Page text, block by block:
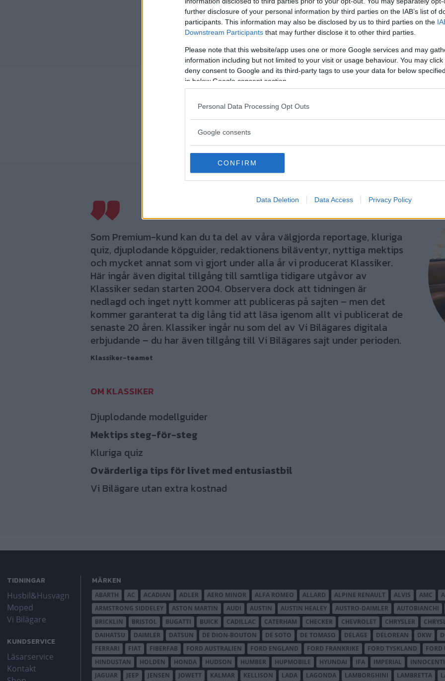
further disclosure of your personal information by third parties on the IAB’s list of
participants. This information may also be disclosed by us to third parties on the
Downstream Participants that may further disclose it to other third parties.
Please note that this website/app uses one or more Google services and may
information including but not limited to your visit or usage behaviour. You may
deny consent to Google and its third-party tags to use your data for below
in below Google consent section.
Personal Data Processing Opt Outs
Google consents
CONFIRM
Data Deletion Data Access Privacy Policy
Genom att klicka på "Fortsätt" godkänner jag OK-Förlagetsprenumerationsvillkor
och bekräftar att jag tagit del avOK-Förlagets integritetspolicy .
Är du redan prenumerant på vår papperstidning?
Som Premium-kund kan du ta del av våra välgjorda reportage, kluriga
quiz, djuplodande köpguider, redaktionens biläventyr, nyttiga mektips
och mycket annat som vi gjort under alla år vi producerat Klassiker.
Här ingår även digital tillgång till samtliga tidigare utgåvor av
Klassiker sedan starten 2004. Observera dock att tidningen är
nedlagd och inget nytt kommer att publiceras på sajten – men det
kommer garanterat ta dig lång tid att läsa igenom allt vi publicerat de
senaste 20 åren. Klassiker ingår nu som del av Vi Bilägares digitala
erbjudande – du har även tillgång till Vi Bilägares sajt under perioden.
Klassiker-teamet
Djuplodande modellguider
Mektips steg-för-steg
Kluriga quiz
Ovärderliga tips för livet med entusiastbil
Vi Bilägare utan extra kostnad
TIDNINGAR
Husbil&Husvagn
Moped
Vi Bilägare
KUNDSERVICE
Läsarservice
Kontakt
MÄRKEN
ABARTH AC ACADIAN ADLER AERO MINOR ALFA ROMEO ALLARD ALPINE RENAULT ALVIS AMC
ARMSTRONG SIDDELEY
ASTON MARTIN AUDI AUSTIN AUSTIN HEALEY AUSTRO-DAIMLER AUTOBIANCHI
BRICKLIN
BRISTOL BUGATTI BUICK CADILLAC CATERHAM CHECKER CHEVROLET CHRYSLER
DAIHATSU
DAIMLER DATSUN DE DION-BOUTON DE SOTO DE TOMASO DELAGE DELOREAN DKW
FERRARI
FIAT FIBERFAB FORD AUSTRALIEN FORD ENGLAND FORD FRANKRIKE FORD TYSKLAND FORD
HINDUSTAN
HOLDEN HONDA HUDSON HUMBER HUPMOBILE HYUNDAI IFA IMPERIAL INNOCENTI
JAGUAR
JEEP JENSEN JOWETT KALMAR KELLISON LADA LAGONDA LAMBORGHINI LAMBRETTA